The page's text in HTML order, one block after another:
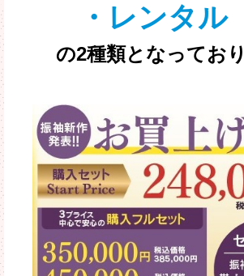
・レンタ
の2種類となってお